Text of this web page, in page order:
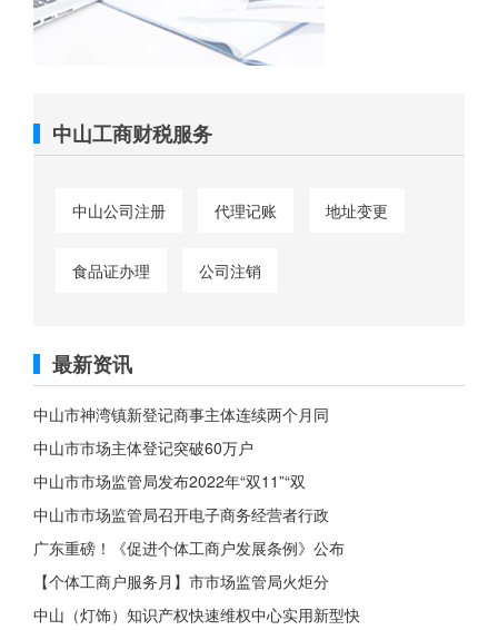
中山工商财税服务
中山公司注册 代理记账 地址变更
食品证办理 公司注销
最新资讯
中山市神湾镇新登记商事主体连续两个月同
中山市市场主体登记突破60万户
中山市市场监管局发布2022年“双11”“双
中山市市场监管局召开电子商务经营者行政
广东重磅！《促进个体工商户发展条例》公布
【个体工商户服务月】市市场监管局火炬分
中山（灯饰）知识产权快速维权中心实用新型快